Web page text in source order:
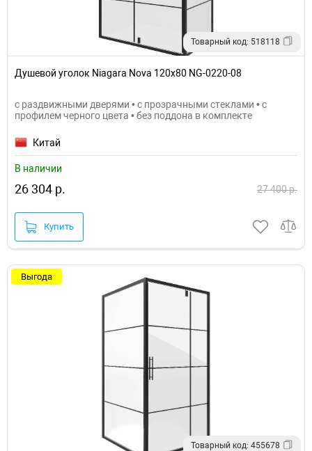
Товарный код: 518118
Душевой уголок Niagara Nova 120х80 NG-0220-08
с раздвижными дверями • с прозрачными стеклами • с
профилем черного цвета • без поддона в комплекте
Китай
В наличии
26 304 р. 27 400 р.
Купить
Выгода
Товарный код: 455678